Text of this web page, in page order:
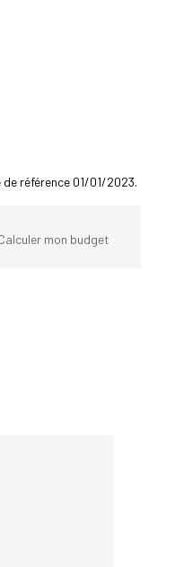
référence 01/01/2023.
mon budget